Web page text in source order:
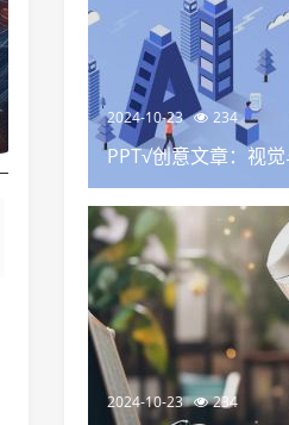
2024-10-23 234
PPT√创意文章：视
2024-10-23 234